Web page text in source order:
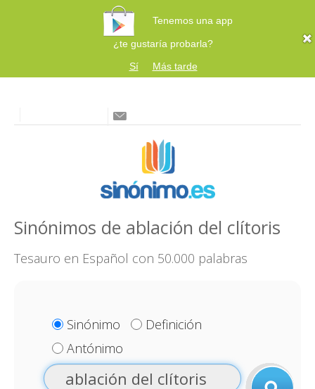
Tenemos una app
¿te gustaría probarla?
Sí
Más tarde
Sinónimos de ablación del clítoris
Tesauro en Español con 50.000 palabras
Sinónimo
Definición
Antónimo